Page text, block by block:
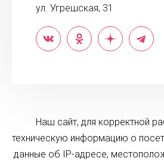
ул. Угрешская, 31
Наш сайт, для корректной
техническую информацию о
данные об IP-адресе,